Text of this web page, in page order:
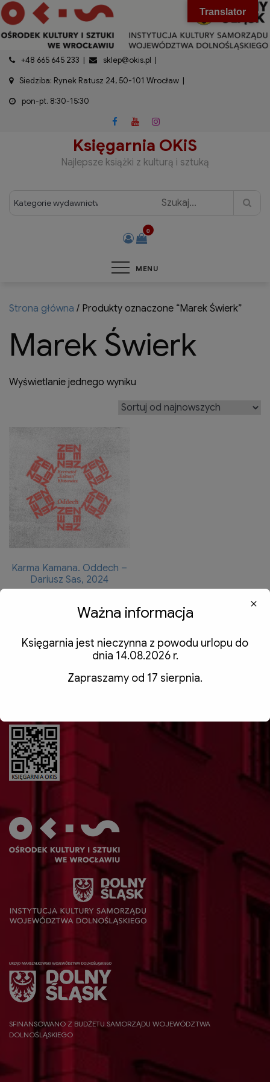
treści
Skip
to
content
+48 665 645 233
sklep@okis.pl
Siedziba: Rynek Ratusz 24, 50-101 Wrocław
pon-pt. 8:30-15:30
Księgarnia OKiS
Najlepsze książki z kulturą i sztuką
0
MENU
Strona główna / Produkty oznaczone “Marek Świerk”
Marek Świerk
Wyświetlanie jednego wyniku
Karma Kamana. Oddech –
Dariusz Sas, 2024
SFINANSOWANO Z BUDŻETU SAMORZĄDU WOJEWÓDZTWA
DOLNOŚLĄSKIEGO
Translator
Ważna informacja
Księgarnia jest nieczynna z powodu urlopu do
dnia 14.08.2026 r.
Zapraszamy od 17 sierpnia.